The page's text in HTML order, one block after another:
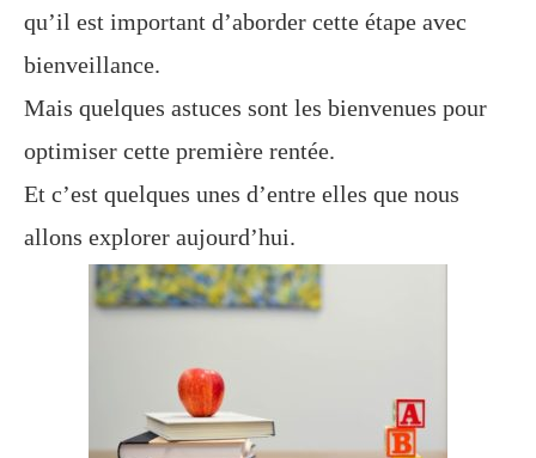
qu’il est important d’aborder cette étape avec
bienveillance.
Mais quelques astuces sont les bienvenues pour
optimiser cette première rentée.
Et c’est quelques unes d’entre elles que nous
allons explorer aujourd’hui.